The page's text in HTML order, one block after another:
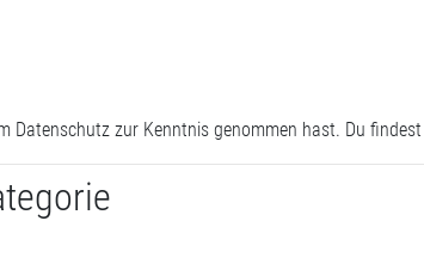
Datenschutz zur Kenntnis genommen hast. Du